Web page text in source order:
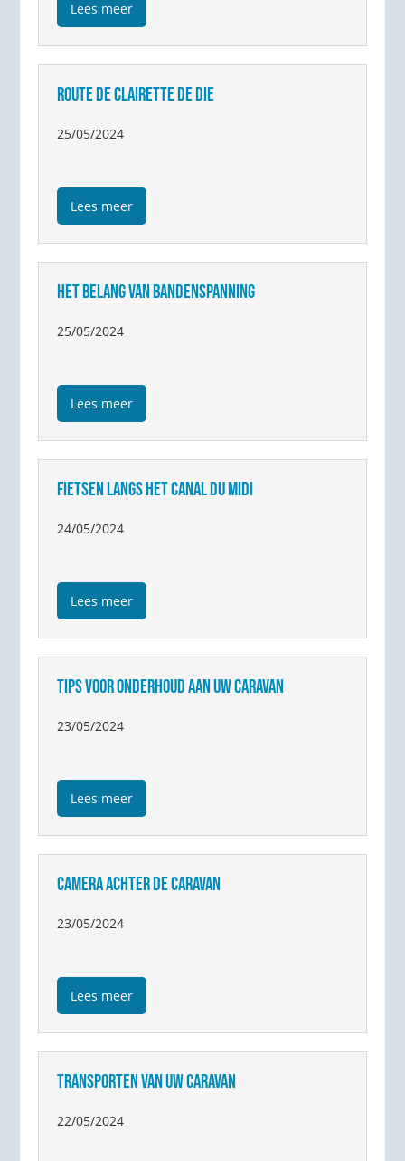
Lees meer
ROUTE DE CLAIRETTE DE DIE
25/05/2024
Lees meer
HET BELANG VAN BANDENSPANNING
25/05/2024
Lees meer
FIETSEN LANGS HET CANAL DU MIDI
24/05/2024
Lees meer
TIPS VOOR ONDERHOUD AAN UW CARAVAN
23/05/2024
Lees meer
CAMERA ACHTER DE CARAVAN
23/05/2024
Lees meer
TRANSPORTEN VAN UW CARAVAN
22/05/2024